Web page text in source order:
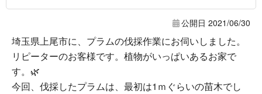
公開日 2021/06/30
埼玉県上尾市に、プラムの伐採作業にお伺いしました。
リピーターのお客様です。植物がいっぱいあるお家で
す。🌿
今回、伐採したプラムは、最初は1ｍぐらいの苗木でし